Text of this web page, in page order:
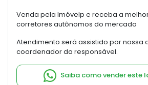
Venda pela Imóvelp e receba a
corretores autônomos do mercado
Atendimento será assistido por nossa
coordenador da responsável.
Saiba como vender este